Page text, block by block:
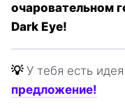
очаровательном
Dark Eye!
💡 У тебя есть
предложение!